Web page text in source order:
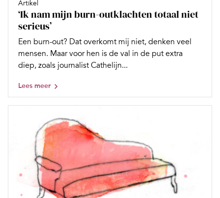
Artikel
‘Ik nam mijn burn-outklachten totaal niet
serieus’
Een burn-out? Dat overkomt mij niet, denken veel
mensen. Maar voor hen is de val in de put extra
diep, zoals journalist Cathelijn...
Lees meer